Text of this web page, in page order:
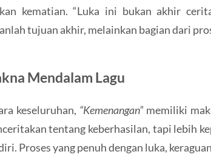
kematian. “Luka ini bukan akhir
tujuan akhir, melainkan bagian dari
Mendalam Lagu
keseluruhan, “Kemenangan”memiliki
tentang keberhasilan, tapi lebih
Proses yang penuh dengan luka,